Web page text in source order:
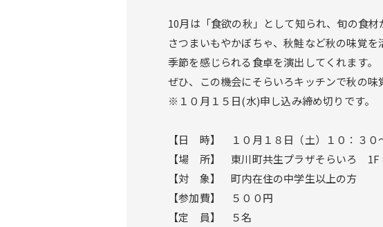
10月は「食欲の秋」として知られ、旬の食材
さつまいもやかぼちゃ、秋鮭など秋の味覚を
季節を感じられる食卓を演出してくれます。
ぜひ、この機会にそらいろキッチンで秋の味
※１０月１５日(水)申し込み締め切りです。
【日 時】 １０月１８日（土）１０：３０
【場 所】 東川町共生プラザそらいろ 1F
【対 象】 町内在住の中学生以上の方
【参加費】 ５００円
【定 員】 ５名